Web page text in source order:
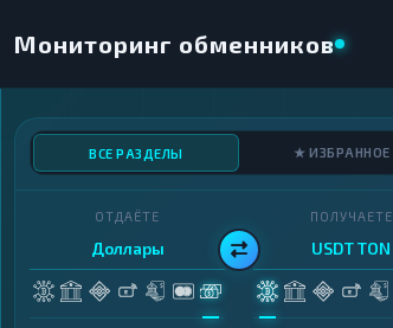
Мониторинг обменников
ВСЕ РАЗДЕЛЫ ★ ИЗБРАННОЕ
ОТДАЁТЕ
Доллары
ПОЛУЧАЕТЕ
USDT TON